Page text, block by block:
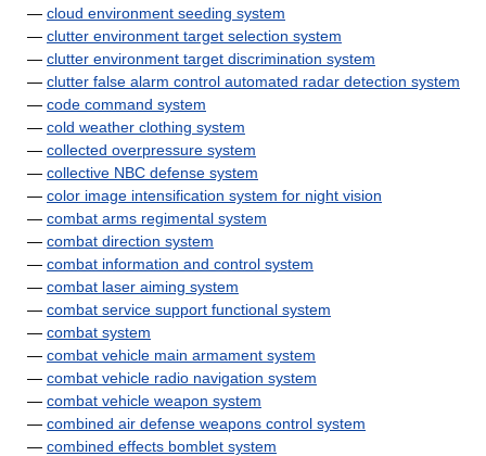
— cloud environment seeding system
— clutter environment target selection system
— clutter environment target discrimination system
— clutter false alarm control automated radar detection system
— code command system
— cold weather clothing system
— collected overpressure system
— collective NBC defense system
— color image intensification system for night vision
— combat arms regimental system
— combat direction system
— combat information and control system
— combat laser aiming system
— combat service support functional system
— combat system
— combat vehicle main armament system
— combat vehicle radio navigation system
— combat vehicle weapon system
— combined air defense weapons control system
— combined effects bomblet system